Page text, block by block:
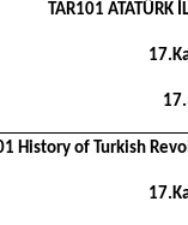
TAR101 ATATÜRK
History of Turkish